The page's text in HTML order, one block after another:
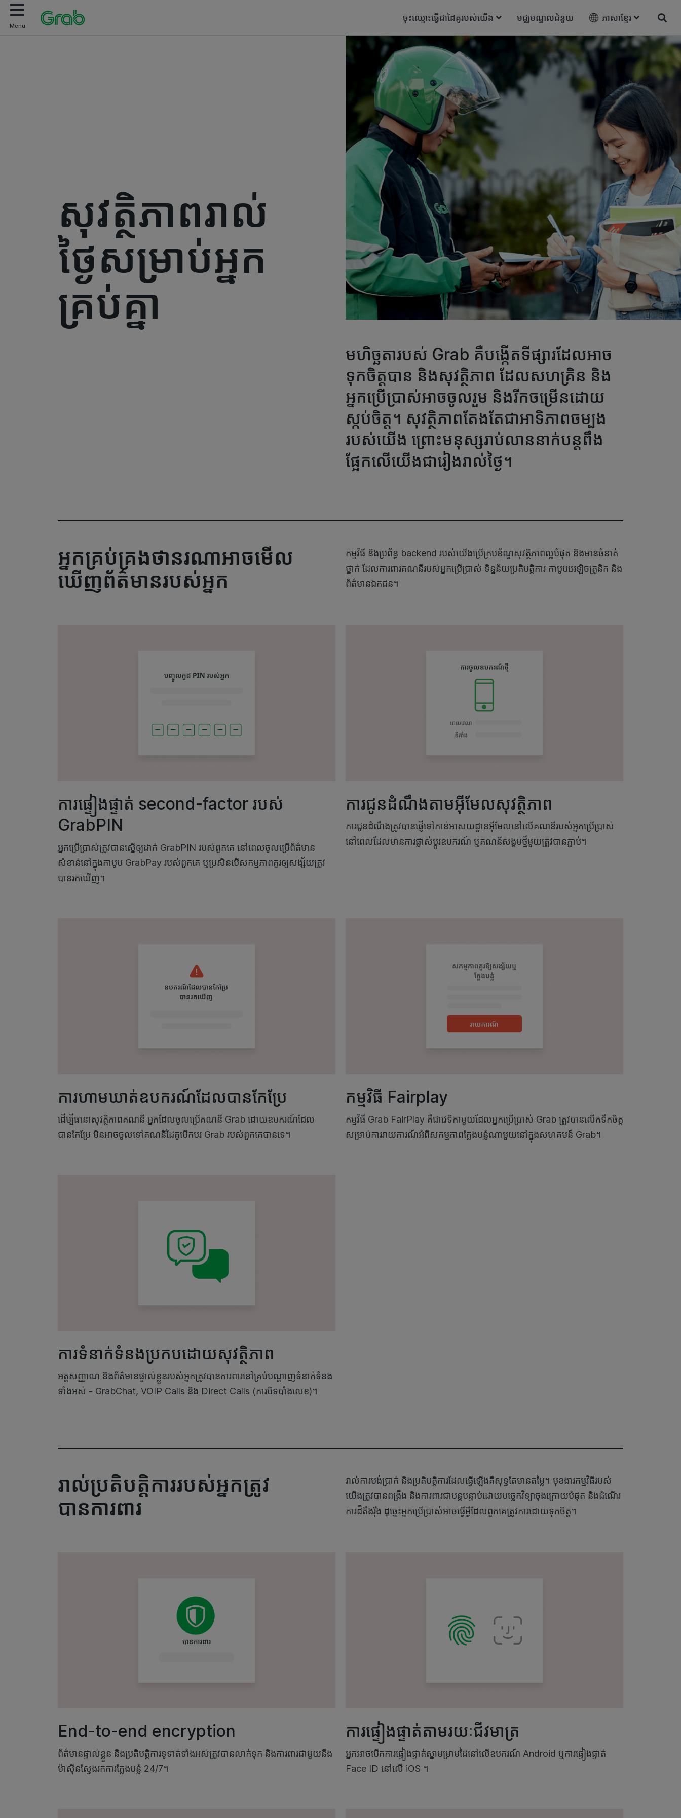
Menu
ចុះឈ្មោះធ្វើជាដៃគូរបស់យើង មជ្ឈមណ្ឌលជំនួយ ភាសាខ្មែរ
សុវត្ថិភាពរាល់
ថ្ងៃសម្រាប់អ្នក
គ្រប់គ្នា
មហិច្ឆតារបស់ Grab គឺបង្កើតទីផ្សារដែលអាច
ទុកចិត្តបាន និងសុវត្ថិភាព ដែលសហគ្រិន និង
អ្នកប្រើប្រាស់អាចចូលរួម និងរីកចម្រើនដោយ
ស្កប់ចិត្ត។ សុវត្ថិភាពតែងតែជាអាទិភាពចម្បង
របស់យើង ព្រោះមនុស្សរាប់លាននាក់បន្តពឹង
ផ្អែកលើយើងជារៀងរាល់ថ្ងៃ។
អ្នកគ្រប់គ្រងថានរណាអាចមើល
ឃើញព័ត៌មានរបស់អ្នក
កម្មវិធី និងប្រព័ន្ធ backend របស់យើងប្រើក្របខ័ណ្ឌសុវត្ថិភាពល្អបំផុត និងមានចំនាត់
ថ្នាក់ ដែលការពារគណនីរបស់អ្នកប្រើប្រាស់ ទិន្នន័យប្រតិបត្តិការ កាបូបអេឡិចត្រូនិក និង
ព័ត៌មានឯកជន។
ការផ្ទៀងផ្ទាត់ second-factor របស់
GrabPIN
អ្នកប្រើប្រាស់ត្រូវបានស្នើឲ្យដាក់ GrabPIN របស់ពួកគេ នៅពេលចូលប្រើព័ត៌មាន
សំខាន់នៅក្នុងកាបូប GrabPay របស់ពួកគេ ឬប្រសិនបើសកម្មភាពគួរឲ្យសង្ស័យត្រូវ
បានរកឃើញ។
ការជូនដំណឹងតាមអ៊ីមែលសុវត្ថិភាព
ការជូនដំណឹងត្រូវបានផ្ញើទៅកាន់អាសយដ្ឋានអ៊ីមែលនៅលើគណនីរបស់អ្នកប្រើប្រាស់
នៅពេលដែលមានការផ្លាស់ប្តូរឧបករណ៍ ឬគណនីសង្គមថ្មីមួយត្រូវបានភ្ជាប់។
ការហាមឃាត់ឧបករណ៍ដែលបានកែប្រែ
ដើម្បីធានាសុវត្ថិភាពគណនី អ្នកដែលចូលប្រើគណនី Grab ដោយឧបករណ៍ដែល
បានកែប្រែ មិនអាចចូលទៅគណនីដៃគូបើកបរ Grab របស់ពួកគេបានទេ។
កម្មវិធី Fairplay
កម្មវិធី Grab FairPlay គឺជាវេទិកាមួយដែលអ្នកប្រើប្រាស់ Grab ត្រូវបានលើកទឹកចិត្ត
សម្រាប់ការរាយការណ៍អំពីសកម្មភាពក្លែងបន្លំណាមួយនៅក្នុងសហគមន៍ Grab។
ការទំនាក់ទំនងប្រកបដោយសុវត្ថិភាព
អត្តសញ្ញាណ និងព័ត៌មានផ្ទាល់ខ្លួនរបស់អ្នកត្រូវបានការពារនៅគ្រប់បណ្តាញទំនាក់ទំនង
ទាំងអស់ - GrabChat, VOIP Calls និង Direct Calls (ការបិទបាំងលេខ)។
រាល់ប្រតិបត្តិការរបស់អ្នកត្រូវ
បានការពារ
រាល់ការបង់ប្រាក់ និងប្រតិបត្តិការដែលធ្វើឡើងគឺសុទ្ធតែមានតម្លៃ។ មុខងារកម្មវិធីរបស់
យើងត្រូវបានពង្រឹង និងការពារជាបន្តបន្ទាប់ដោយបច្ចេកវិទ្យាចុងក្រោយបំផុត និងដំណើរ
ការដ៏តឹងរ៉ឹង ដូច្នេះអ្នកប្រើប្រាស់អាចធ្វើអ្វីដែលពួកគេត្រូវការដោយទុកចិត្ត។
End-to-end encryption
ព័ត៌មានផ្ទាល់ខ្លួន និងប្រតិបត្តិការទូទាត់ទាំងអស់ត្រូវបានលាក់ទុក និងការពារជាមួយនឹង
ម៉ាស៊ីនស្វែងរកការក្លែងបន្លំ 24/7។
ការផ្ទៀងផ្ទាត់តាមរយៈជីវមាត្រ
អ្នកអាចបើកការផ្ទៀងផ្ទាត់ស្នាមម្រាមដៃនៅលើឧបករណ៍ Android ឬការផ្ទៀងផ្ទាត់
Face ID នៅលើ iOS ។